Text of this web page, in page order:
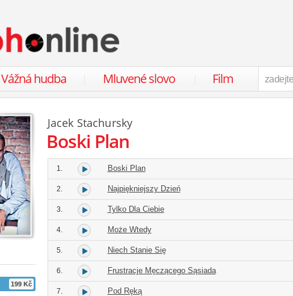
Vážná hudba Mluvené slovo Film
199 Kč
Jacek Stachursky
Boski Plan
1. Boski Plan
2. Najpiękniejszy Dzień
3. Tylko Dla Ciebie
4. Może Wtedy
5. Niech Stanie Się
6. Frustracje Męczącego Sąsiada
7. Pod Ręką